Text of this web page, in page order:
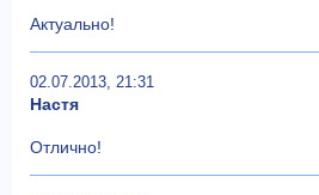
Актуально!
02.07.2013, 21:31
Настя
Отлично!